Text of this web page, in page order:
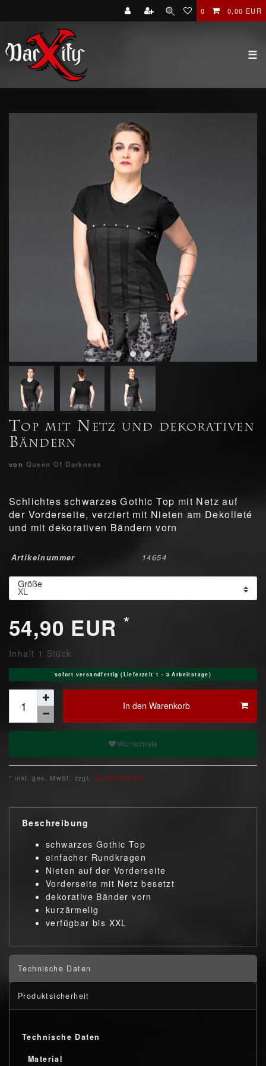
0 0,00 EUR
☰
Top mit Netz und dekorativen
Bändern
von Queen Of Darkness
Schlichtes schwarzes Gothic Top mit Netz auf
der Vorderseite, verziert mit Nieten am Dekolleté
und mit dekorativen Bändern vorn
Artikelnummer 14654
Größe
54,90 EUR *
Inhalt 1 Stück
sofort versandfertig (Lieferzeit 1 - 3 Arbeitstage)
In den Warenkorb
Wunschliste
* inkl. ges. MwSt. zzgl. Versandkosten
Beschreibung
schwarzes Gothic Top
einfacher Rundkragen
Nieten auf der Vorderseite
Vorderseite mit Netz besetzt
dekorative Bänder vorn
kurzärmelig
verfügbar bis XXL
Technische Daten
Produktsicherheit
Technische Daten
Material